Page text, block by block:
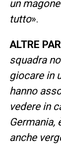
un
tutto».
ALTRE
squadra
giocare in
hanno
vedere in
Germania,
anche